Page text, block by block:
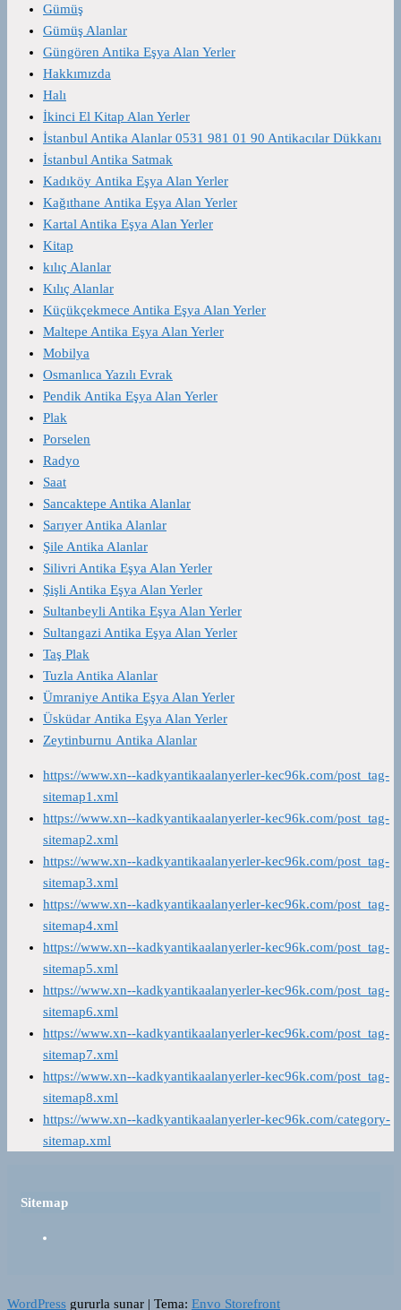
Gümüş
Gümüş Alanlar
Güngören Antika Eşya Alan Yerler
Hakkımızda
Halı
İkinci El Kitap Alan Yerler
İstanbul Antika Alanlar 0531 981 01 90 Antikacılar Dükkanı
İstanbul Antika Satmak
Kadıköy Antika Eşya Alan Yerler
Kağıthane Antika Eşya Alan Yerler
Kartal Antika Eşya Alan Yerler
Kitap
kılıç Alanlar
Kılıç Alanlar
Küçükçekmece Antika Eşya Alan Yerler
Maltepe Antika Eşya Alan Yerler
Mobilya
Osmanlıca Yazılı Evrak
Pendik Antika Eşya Alan Yerler
Plak
Porselen
Radyo
Saat
Sancaktepe Antika Alanlar
Sarıyer Antika Alanlar
Şile Antika Alanlar
Silivri Antika Eşya Alan Yerler
Şişli Antika Eşya Alan Yerler
Sultanbeyli Antika Eşya Alan Yerler
Sultangazi Antika Eşya Alan Yerler
Taş Plak
Tuzla Antika Alanlar
Ümraniye Antika Eşya Alan Yerler
Üsküdar Antika Eşya Alan Yerler
Zeytinburnu Antika Alanlar
https://www.xn--kadkyantikaalanyerler-kec96k.com/post_tag-
sitemap1.xml
https://www.xn--kadkyantikaalanyerler-kec96k.com/post_tag-
sitemap2.xml
https://www.xn--kadkyantikaalanyerler-kec96k.com/post_tag-
sitemap3.xml
https://www.xn--kadkyantikaalanyerler-kec96k.com/post_tag-
sitemap4.xml
https://www.xn--kadkyantikaalanyerler-kec96k.com/post_tag-
sitemap5.xml
https://www.xn--kadkyantikaalanyerler-kec96k.com/post_tag-
sitemap6.xml
https://www.xn--kadkyantikaalanyerler-kec96k.com/post_tag-
sitemap7.xml
https://www.xn--kadkyantikaalanyerler-kec96k.com/post_tag-
sitemap8.xml
https://www.xn--kadkyantikaalanyerler-kec96k.com/category-
sitemap.xml
Sitemap
WordPress gururla sunar | Tema: Envo Storefront